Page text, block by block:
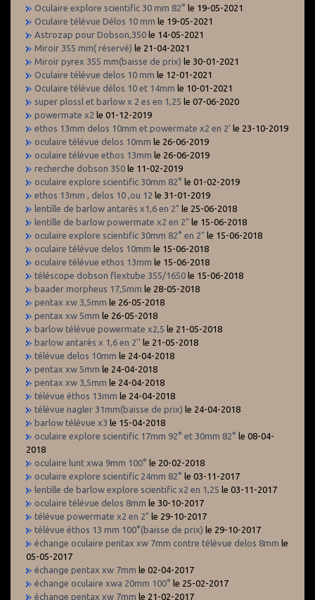
Oculaire explore scientific 30 mm 82° le 19-05-2021
Oculaire télévue Délos 10 mm le 19-05-2021
Astrozap pour Dobson,350 le 14-05-2021
Miroir 355 mm( réservé) le 21-04-2021
Miroir pyrex 355 mm(baisse de prix) le 30-01-2021
Oculaire télévue delos 10 mm le 12-01-2021
Oculaire télévue délos 10 et 14mm le 10-01-2021
super plossl et barlow x 2 es en 1,25 le 07-06-2020
powermate x2 le 01-12-2019
ethos 13mm delos 10mm et powermate x2 en 2' le 23-10-2019
oculaire télévue delos 10mm le 26-06-2019
oculaire télévue ethos 13mm le 26-06-2019
recherche dobson 350 le 11-02-2019
oculaire explore scientific 30mm 82° le 01-02-2019
ethos 13mm , delos 10 ,ou 12 le 31-01-2019
lentille de barlow antarès x1,6 en 2" le 25-06-2018
lentille de barlow powermate x2 en 2" le 15-06-2018
oculaire explore scientific 30mm 82° en 2" le 15-06-2018
oculaire télévue delos 10mm le 15-06-2018
oculaire télévue ethos 13mm le 15-06-2018
téléscope dobson flextube 355/1650 le 15-06-2018
baader morpheus 17,5mm le 28-05-2018
pentax xw 3,5mm le 26-05-2018
pentax xw 5mm le 26-05-2018
barlow télévue powermate x2,5 le 21-05-2018
barlow antarès x 1,6 en 2'' le 21-05-2018
télévue delos 10mm le 24-04-2018
pentax xw 5mm le 24-04-2018
pentax xw 3,5mm le 24-04-2018
télévue éthos 13mm le 24-04-2018
télévue nagler 31mm(baisse de prix) le 24-04-2018
barlow télévue x3 le 15-04-2018
oculaire explore scientific 17mm 92° et 30mm 82° le 08-04-
2018
oculaire lunt xwa 9mm 100° le 20-02-2018
oculaire explore scientific 24mm 82° le 03-11-2017
lentille de barlow explore scientific x2 en 1,25 le 03-11-2017
oculaire télévue delos 8mm le 30-10-2017
télévue powermate x2 en 2" le 29-10-2017
télévue éthos 13 mm 100°(baisse de prix) le 29-10-2017
échange oculaire pentax xw 7mm contre télévue delos 8mm le
05-05-2017
échange pentax xw 7mm le 02-04-2017
échange oculaire xwa 20mm 100° le 25-02-2017
échange pentax xw 7mm le 21-02-2017